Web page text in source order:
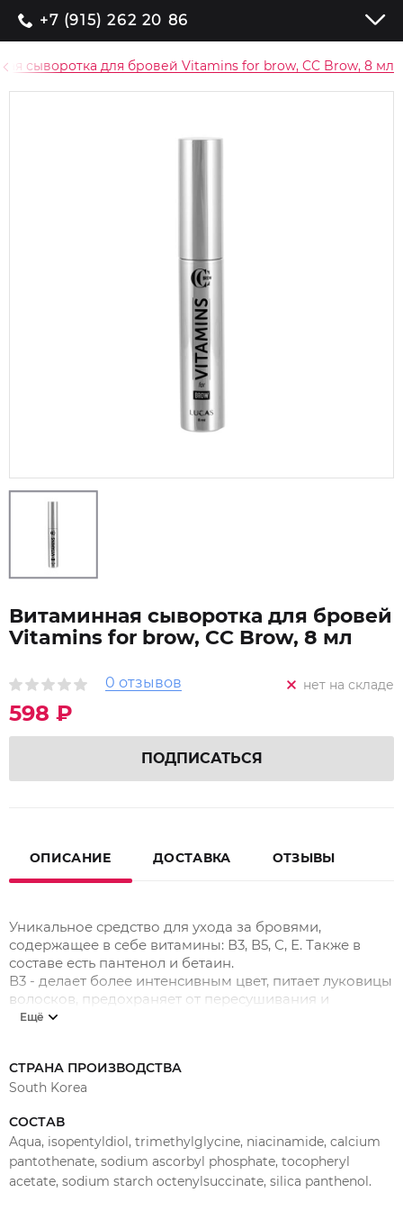
+7 (915) 262 20 86
сыворотка для бровей Vitamins for brow, CC Brow, 8 мл
0 отзывов нет на складе
Витаминная сыворотка для бровей
Vitamins for brow, CC Brow, 8 мл
598 ₽
ПОДПИСАТЬСЯ
ОПИСАНИЕ ДОСТАВКА ОТЗЫВЫ
Уникальное средство для ухода за бровями,
содержащее в себе витамины: В3, В5, С, Е. Также в
составе есть пантенол и бетаин.
В3 - делает более интенсивным цвет, питает луковицы
волосков, предохраняет от пересушивания и
ломкости;
приобретают блестящий, ухоженный вид, становятся
гладкими и плотными;
эластичность и блеск, оптимизирует доставку
питательных веществ и кислорода к волосяным
луковицам, предотвращает ломкость и выпадение
С - делает волоски сильными, благодаря
Ещё
СТРАНА ПРОИЗВОДСТВА
South Korea
СОСТАВ
Aqua, isopentyldiol, trimethylglycine, niacinamide, calcium
pantothenate, sodium ascorbyl phosphate, tocopheryl
acetate, sodium starch octenylsuccinate, silica panthenol.